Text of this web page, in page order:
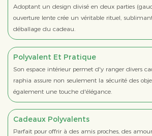
Adoptant un design divisé en deux parties
ouverture lente crée un véritable rituel,
déballage du cadeau.
Polyvalent Et Pratique
Son espace intérieur permet d'y ranger divers
raphia assure non seulement la sécurité des
également une touche d'élégance.
Cadeaux Polyvalents
Parfait pour offrir à des amis proches, des